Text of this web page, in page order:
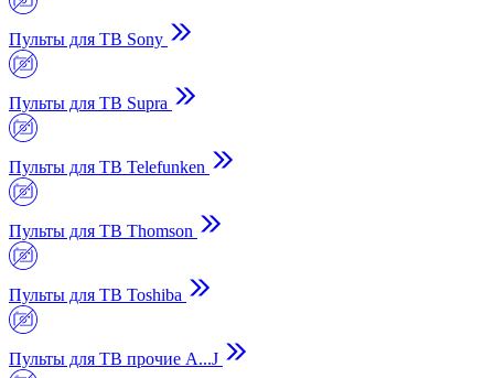
Пульты для ТВ Sony
Пульты для ТВ Supra
Пульты для ТВ Telefunken
Пульты для ТВ Thomson
Пульты для ТВ Toshiba
Пульты для ТВ прочие A...J